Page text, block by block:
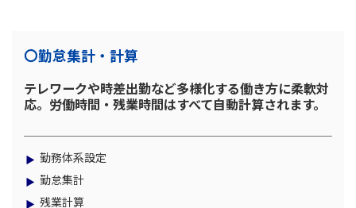
〇勤怠集計・計算
テレワークや時差出勤など多様化する働き方に柔軟対
応。労働時間・残業時間はすべて自動計算されます。
勤務体系設定
勤怠集計
残業計算